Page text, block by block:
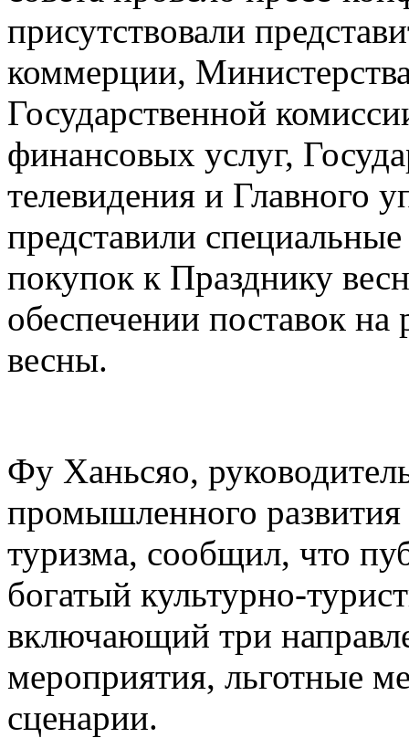
присутствовали
коммерции,
Государственной
финансовых услуг,
телевидения и Главного
представили
покупок к Празднику
обеспечении поставок
весны.
Фу Ханьсяо,
промышленного
туризма, сообщил, что
богатый культурно-
включающий три
мероприятия, льготные
сценарии.